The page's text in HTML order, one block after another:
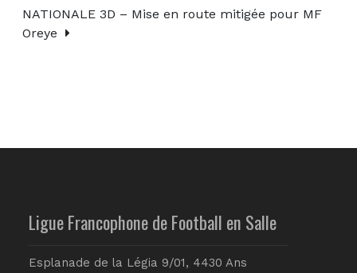
NATIONALE 3D – Mise en route mitigée pour MF
Oreye
Ligue Francophone de Football en Salle
Esplanade de la Légia 9/01, 4430 Ans